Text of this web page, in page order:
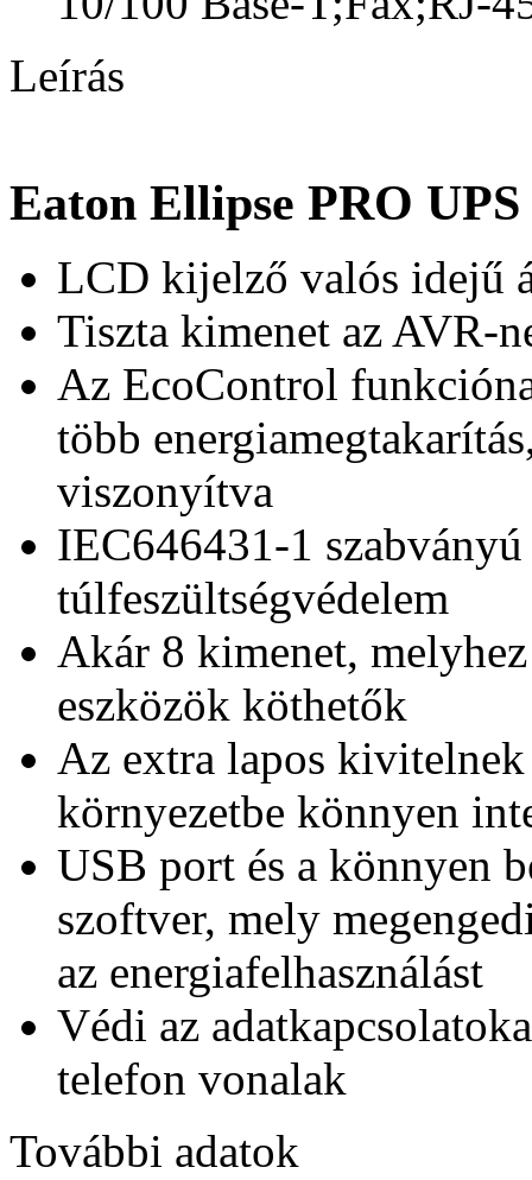
Leírás
Eaton Ellipse PRO
LCD kijelző valós idejű
Tiszta kimenet az AVR-
Az EcoControl
több
viszonyítva
IEC646431-1
túlfeszültségvédelem
Akár 8 kimenet,
eszközök köthetők
Az extra lapos
környezetbe könnyen
USB port és a könnyen
szoftver, mely
az energiafelhasználást
Védi az
telefon vonalak
További adatok